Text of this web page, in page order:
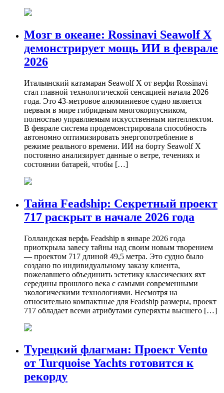
Мозг в океане: Rossinavi Seawolf X
демонстрирует мощь ИИ в феврале
2026
Итальянский катамаран Seawolf X от верфи Rossinavi
стал главной технологической сенсацией начала 2026
года. Это 43-метровое алюминиевое судно является
первым в мире гибридным многокорпусником,
полностью управляемым искусственным интеллектом.
В феврале система продемонстрировала способность
автономно оптимизировать энергопотребление в
режиме реального времени. ИИ на борту Seawolf X
постоянно анализирует данные о ветре, течениях и
состоянии батарей, чтобы […]
Тайна Feadship: Секретный проект
717 раскрыт в начале 2026 года
Голландская верфь Feadship в январе 2026 года
приоткрыла завесу тайны над своим новым творением
— проектом 717 длиной 49,5 метра. Это судно было
создано по индивидуальному заказу клиента,
пожелавшего объединить эстетику классических яхт
середины прошлого века с самыми современными
экологическими технологиями. Несмотря на
относительно компактные для Feadship размеры, проект
717 обладает всеми атрибутами суперяхты высшего […]
Турецкий флагман: Проект Vento
от Turquoise Yachts готовится к
рекорду